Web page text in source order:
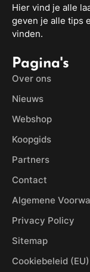
Hier vind je alle
geven je alle tips
vinden.
Pagina's
Over ons
Nieuws
Webshop
Koopgids
Partners
Contact
Algemene
Privacy Policy
Sitemap
Cookiebeleid (EU)